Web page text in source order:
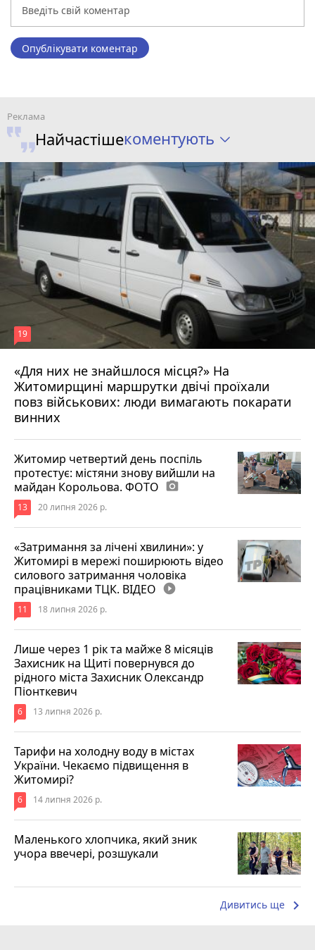
Опублікувати коментар
Найчастішекоментують
«Для них не знайшлося місця?» На
Житомирщині маршрутки двічі проїхали
повз військових: люди вимагають покарати
винних
19
17 липня 2026 р.
Житомир четвертий день поспіль
протестує: містяни знову вийшли на
майдан Корольова. ФОТО photo_camera
13 20 липня 2026 р.
«Затримання за лічені хвилини»: у
Житомирі в мережі поширюють відео
силового затримання чоловіка
працівниками ТЦК. ВІДЕО play_circle_filled
11 18 липня 2026 р.
Лише через 1 рік та майже 8 місяців
Захисник на Щиті повернувся до
рідного міста Захисник Олександр
Піонткевич
6 13 липня 2026 р.
Тарифи на холодну воду в містах
України. Чекаємо підвищення в
Житомирі?
6 14 липня 2026 р.
Маленького хлопчика, який зник
учора ввечері, розшукали
Дивитись ще keyboard_arrow_right